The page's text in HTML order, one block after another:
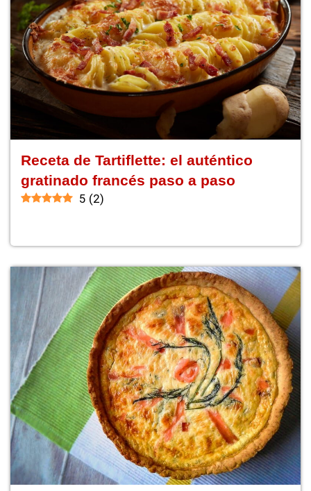
Receta de Tartiflette: el auténtico
gratinado francés paso a paso
5 (2)